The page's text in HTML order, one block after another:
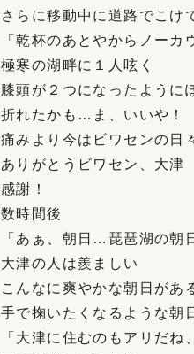
さらに移動中に道路でこけ
「乾杯のあとやからノー
極寒の湖畔に１人呟く
膝頭が２つになったように
折れたかも…ま、いいや！
痛みより今はビワセンの日
ありがとうビワセン、大津
感謝！
数時間後
「あぁ、朝日…琵琶湖の朝
大津の人は羨ましい
こんなに爽やかな朝日があ
手で掬いたくなるような朝
「大津に住むのもアリだね